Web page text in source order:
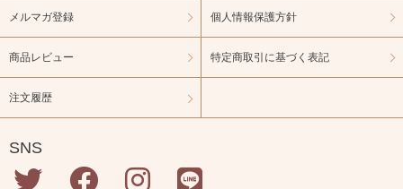
メルマガ登録
商品レビュー
注文履歴
個人情報保護方針
特定商取引に基づく表記
SNS